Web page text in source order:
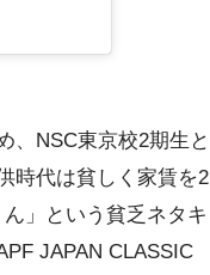
、NSC東京校2期生と
時代は貧しく家賃を2
」という貧乏ネタキ
JAPAN CLASSIC